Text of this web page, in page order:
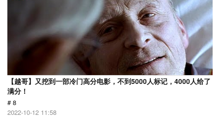
【越哥】又挖到一部冷门高分电影，不到5000人标记，4000人给了
满分！
# 8
2022-10-12 11:58